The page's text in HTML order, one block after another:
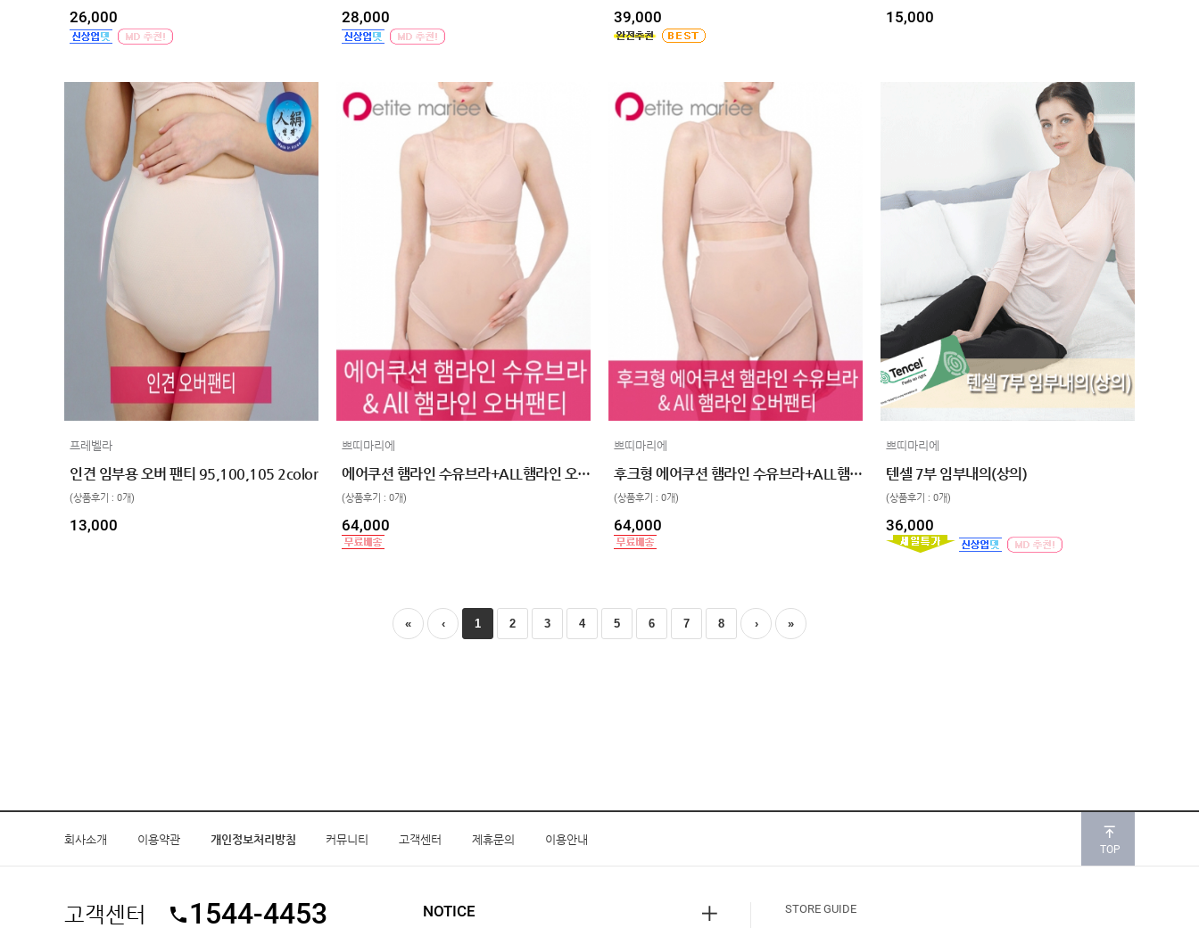
26,000 28,000 39,000 15,000
프레벨라
인견 임부용 오버 팬티 95,100,105 2color
(상품후기 : 0개)
13,000
쁘띠마리에
에어쿠션 햄라인 수유브라+ALL햄라인 오버팬티 SET
(상품후기 : 0개)
64,000
쁘띠마리에
후크형 에어쿠션 햄라인 수유브라+ALL햄라인 오버팬티 SET
(상품후기 : 0개)
64,000
쁘띠마리에
텐셀 7부 임부내의(상의)
(상품후기 : 0개)
36,000
« ‹ 1 2 3 4 5 6 7 8 › »
회사소개 이용약관 개인정보처리방침 커뮤니티 고객센터 제휴문의 이용안내
TOP
고객센터 1544-4453 NOTICE STORE GUIDE